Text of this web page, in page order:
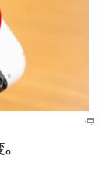
。